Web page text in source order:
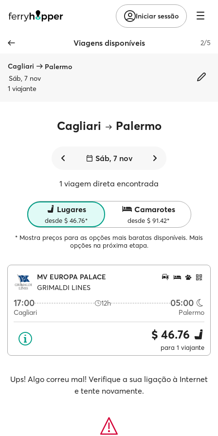
Iniciar sessão
Viagens disponíveis 2/5
Cagliari
Palermo
Sáb, 7 nov
1 viajante
Cagliari Palermo
Sáb, 7 nov
1 viagem direta encontrada
Lugares
desde $ 46.76*
Camarotes
desde $ 91.42*
* Mostra preços para as opções mais baratas disponíveis. Mais
opções na próxima etapa.
MV EUROPA PALACE
GRIMALDI LINES
17:00 12h 05:00
Cagliari Palermo
$ 46.76
para 1 viajante
Ups! Algo correu mal! Verifique a sua ligação à Internet
e tente novamente.